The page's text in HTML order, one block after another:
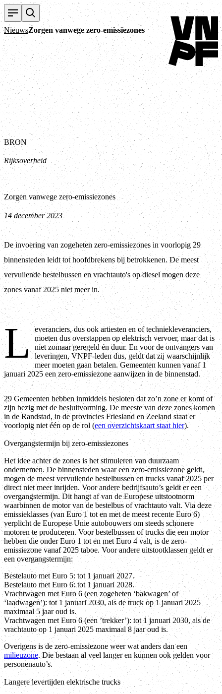
NieuwsZorgen vanwege zero-emissiezones
Terug naar
BRON
Rijksoverheid
Zorgen vanwege zero-emissiezones
14 december 2023
De invoering van zogeheten zero-emissiezones in voorlopig 29
binnensteden leidt tot hoofdbrekens bij betrokkenen. De meest
vervuilende bestelbussen en vrachtauto's op diesel mogen deze
zones vanaf 2025 niet meer in.
L everanciers, dus ook artiesten en of techniekleveranciers,
moeten dus overstappen op elektrisch vervoer, maar dat is
niet zomaar geregeld én duur. En voor de ontvangers van
leveringen, VNPF-leden dus, geldt dat zij waarschijnlijk
meer moeten gaan betalen. Gemeenten kunnen vanaf 1
januari 2025 een zero-emissiezone aanwijzen in de binnenstad.
29 Gemeenten hebben inmiddels besloten dat zo’n zone er komt of
zijn bezig met de besluitvorming. De meeste van deze zones komen
in de Randstad, in de provincies Friesland en Zeeland staat er
voorlopig niet één op de rol (een overzichtskaart staat hier).
Overgangstermijn bij zero-emissiezones
Het idee achter de zones is het stimuleren van duurzaam
ondernemen. De binnensteden waar een zero-emissiezone geldt,
mogen de meest vervuilende bestelbussen en trucks vanaf 2025 per
direct niet meer inrijden. Voor andere bedrijfsauto’s geldt er een
overgangstermijn. Dit hangt af van de Europese uitstootnorm
waarbinnen de motor van de bestelbus of vrachtauto valt. Via deze
emissieklasses (van Euro 1 tot en met de meest recente Euro 6)
verplicht de Europese Unie autobouwers om steeds schonere
motoren te produceren. Voor bestelbussen of trucks die een motor
hebben die onder Euro 1 tot en met Euro 4 valt, is de zero-
emissiezone vanaf 2025 taboe. Voor andere uitstootklassen geldt er
een overgangstermijn:
Bestelauto met Euro 5: tot 1 januari 2027.
Bestelauto met Euro 6: tot 1 januari 2028.
Vrachtwagen met Euro 6 (een zogeheten ‘bakwagen’ of
‘laadwagen’): tot 1 januari 2030, als de truck op 1 januari 2025
maximaal 5 jaar oud is.
Vrachtwagen met Euro 6 (een ’trekker’): tot 1 januari 2030, als de
vrachtauto op 1 januari 2025 maximaal 8 jaar oud is.
Overigens is de zero-emissiezone weer wat anders dan een
milieuzone. Die bestaan al veel langer en kunnen ook gelden voor
personenauto’s.
Langere levertijden elektrische trucks